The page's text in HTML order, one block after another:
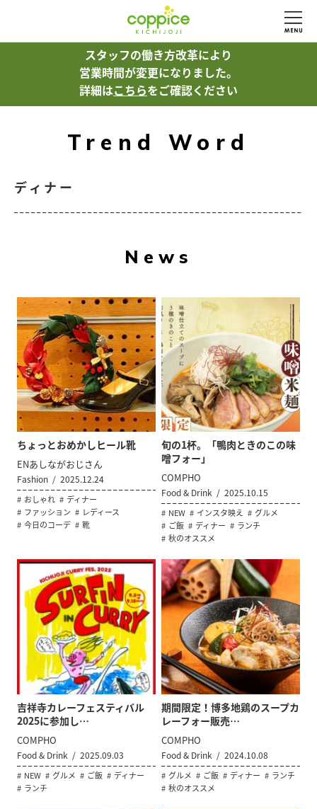
スタッフの働き方改革により
営業時間が変更になりました。
詳細はこちらをご確認ください
Trend Word
ディナー
News
ちょっとおめかしヒール靴
ENあしながおじさん
Fashion 2025.12.24
おしゃれ
ディナー
ファッション
レディース
今日のコーデ
靴
旬の1杯。「鴨肉ときのこの味
噌フォー」
COMPHO
Food & Drink 2025.10.15
NEW インスタ映え
グルメ
ご飯
ディナー
ランチ
秋のオススメ
吉祥寺カレーフェスティバル
2025に参加し…
COMPHO
Food & Drink 2025.09.03
NEW グルメ ご飯
ディナー
ランチ
期間限定！博多地鶏のスープカ
レーフォー販売…
COMPHO
Food & Drink 2024.10.08
グルメ ご飯 ディナー
ランチ
秋のオススメ